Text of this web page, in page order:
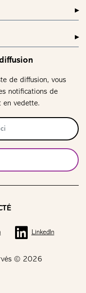
de diffusion, vous
notifications de
en vedette.
© 2026
LinkedIn